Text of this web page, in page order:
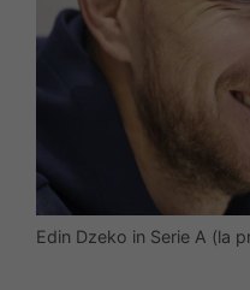
Edin Dzeko in Serie A (la